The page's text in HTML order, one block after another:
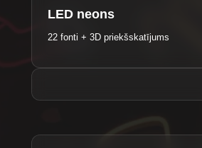
LED neons
22 fonti + 3D priekšskatījums